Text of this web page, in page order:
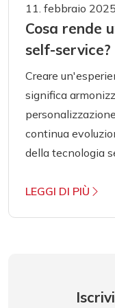
11. febbraio 2025
Cosa rende
self-service?
Creare
significa
continua
della tecnologia
LEGGI DI PIÙ